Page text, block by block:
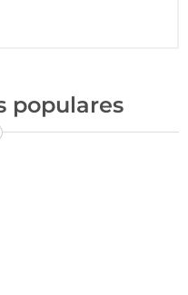
populares